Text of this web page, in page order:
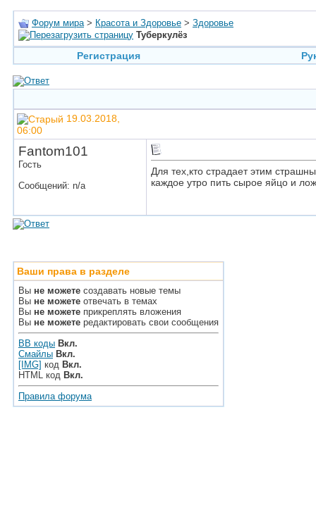
Форум мира > Красота и Здоровье > Здоровье
Туберкулёз
Регистрация
19.03.2018,
06:00
Fantom101
Гость
Сообщений: n/a
Для тех,кто страдает этим
каждое утро пить сырое яйцо и
Ваши права в разделе
Вы не можете создавать новые темы
Вы не можете отвечать в темах
Вы не можете прикреплять вложения
Вы не можете редактировать свои сообщения
BB коды Вкл.
Смайлы Вкл.
[IMG] код Вкл.
HTML код Вкл.
Правила форума